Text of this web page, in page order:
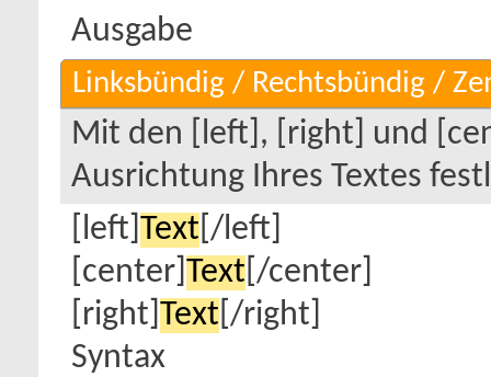
Ausgabe
Linksbündig / Rechtsbündig /
Mit den [left], [right] und
Ausrichtung Ihres Textes
[left] Text [/left]
[center] Text [/center]
[right] Text [/right]
Syntax